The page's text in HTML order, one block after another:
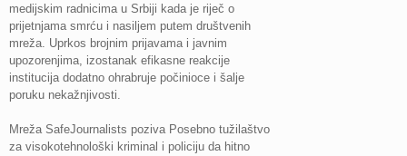
medijskim radnicima u Srbiji kada je riječ o
prijetnjama smrću i nasiljem putem društvenih
mreža. Uprkos brojnim prijavama i javnim
upozorenjima, izostanak efikasne reakcije
institucija dodatno ohrabruje počinioce i šalje
poruku nekažnjivosti.
Mreža SafeJournalists poziva Posebno tužilaštvo
za visokotehnološki kriminal i policiju da hitno